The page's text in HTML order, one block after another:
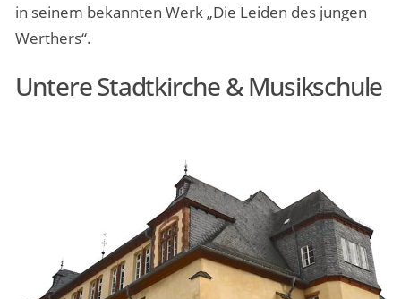
in seinem bekannten Werk „Die Leiden des jungen
Werthers“.
Untere Stadtkirche & Musikschule